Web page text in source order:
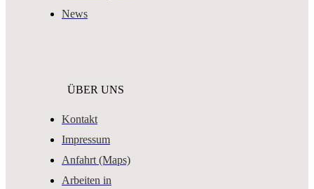
News
ÜBER UNS
Kontakt
Impressum
Anfahrt (Maps)
Arbeiten in